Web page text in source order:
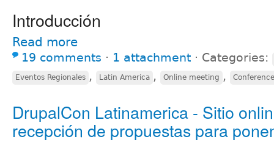
Introducción
Read more
19 comments ⋅ 1 attachment ⋅ Categories:
Eventos Regionales , Latin America , Online meeting , Conference
DrupalCon Latinamerica - Sitio
recepción de propuestas para